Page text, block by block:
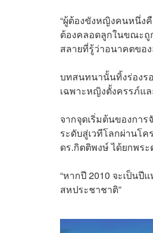
“ผู้ต้องขังหญิงคนหนึ่ง
ต้องคลอดลูกในขณะถู
สลายที่รู้ว่าอนาคตขอ
บทสนทนานั้นทิ้งร่องร
เฉพาะหญิงตั้งครรภ์แล
จากจุดเริ่มต้นของการ
ระดับสู่เวทีโลกผ่านโ
ดร.กิตติพงษ์ ได้ยกพร
“หากปี 2010 จะเป็น
สหประชาชาติ”